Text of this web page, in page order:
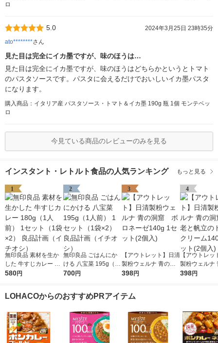
ロ
5.0
2024年3月25日 23時35分
ato********さん
見た目は完全にイカ墨ですが、味のほうは…
見た目は完全にイカ墨ですが、味のほうはどちらかというとトマト
のパスタソースです。パスタに会えるだけでおいしいイカ墨パスタ
になります。
購入商品：イタリア産 パスタソース・トマト＆イカ墨 190g 瓶 1個 モンテベッ
ロ
今見ている商品のレビューのみを見る
インスタント・レトルト食品の人気ランキング もっと見る
1
無印良品 素材を生か
した 牛すじカレー 18
0g（1人前） 1セット
580円
2
無印良品 ごはんにか
ける 八宝菜 195g（1
人前） 1セット（1袋×
700円
3
【アウトレット】日清
製粉ウェルナ 青の洞
窟 ボロネーゼ140g
398円
4
【アウトレッ
製粉ウェルナ
窟 海老と帆
398円
LOHACOからのおすすめPRアイテム